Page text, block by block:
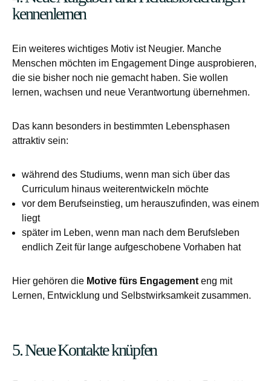
kennenlernen
Ein weiteres wichtiges Motiv ist Neugier. Manche
Menschen möchten im Engagement Dinge ausprobieren,
die sie bisher noch nie gemacht haben. Sie wollen
lernen, wachsen und neue Verantwortung übernehmen.
Das kann besonders in bestimmten Lebensphasen
attraktiv sein:
während des Studiums, wenn man sich über das
Curriculum hinaus weiterentwickeln möchte
vor dem Berufseinstieg, um herauszufinden, was einem
liegt
später im Leben, wenn man nach dem Berufsleben
endlich Zeit für lange aufgeschobene Vorhaben hat
Hier gehören die Motive fürs Engagement eng mit
Lernen, Entwicklung und Selbstwirksamkeit zusammen.
5. Neue Kontakte knüpfen